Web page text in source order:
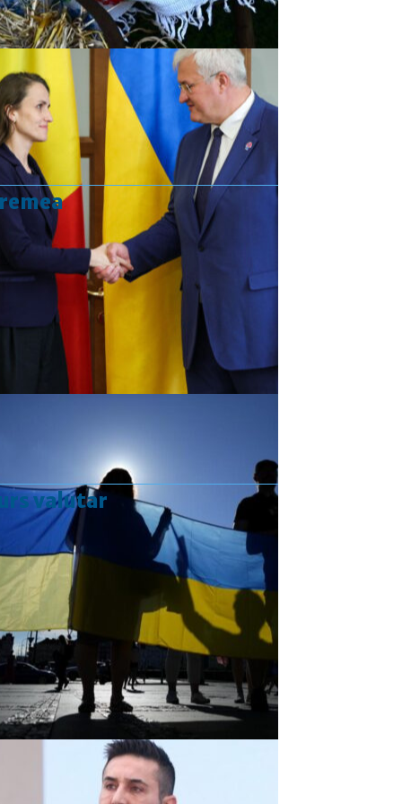
valutar
Curs valutar: 07 Aug 2026
EUR
: 5,2554 RON
+0,0041 ▲
: 4,5584 RON
+0,0077 ▲
: 5,6244 RON
+0,0023 ▲
GBP : 6,1277 RON
+0,0041 ▲
Convertor valutar
»